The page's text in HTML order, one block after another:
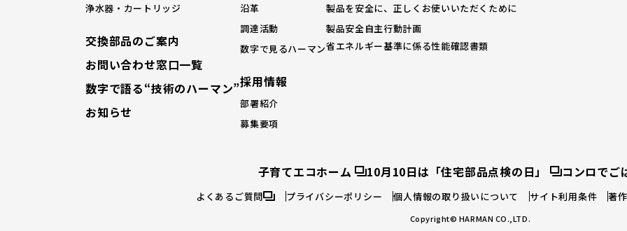
浄水器・カートリッジ
交換部品のご案内
お問い合わせ窓口一覧
数字で語る“技術のハーマン”
お知らせ
沿革
調達活動
数字で見るハーマン
採⽤情報
部署紹介
募集要項
製品を安全に、正しくお使いいただくために
製品安全自主行動計画
省エネルギー基準に係る性能確認書類
子育てエコホーム 10月10日は「住宅部品点検の日」 コンロでご
よくあるご質問 プライバシーポリシー 個人情報の取り扱いについて サイト利用条件 著
Copyright© HARMAN CO.,LTD.